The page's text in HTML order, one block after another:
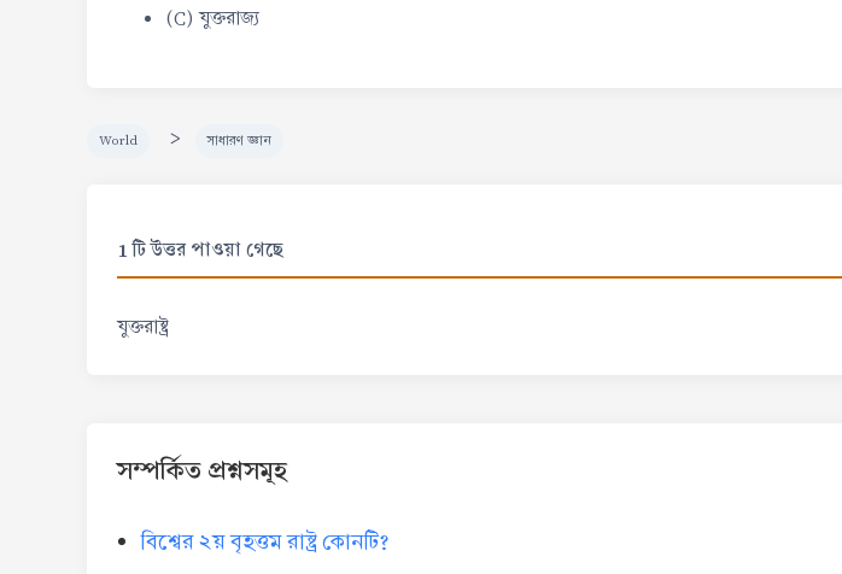
(C) যুক্তরাজ্য
World > সাধারণ জ্ঞান
1 টি উত্তর পাওয়া গেছে
যুক্তরাষ্ট্র
সম্পর্কিত প্রশ্নসমূহ
বিশ্বের ২য় বৃহত্তম রাষ্ট্র কোনটি?